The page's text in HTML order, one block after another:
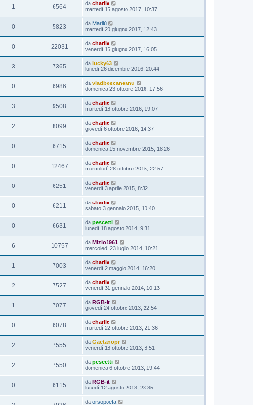
1 6564 da charlie
martedì 15 agosto 2017, 10:37
0 5823 da Marilù
martedì 20 giugno 2017, 12:43
0 22031 da charlie
venerdì 16 giugno 2017, 16:05
3 7365 da lucky63
lunedì 26 dicembre 2016, 20:44
0 6986 da vladboscaneanu
domenica 23 ottobre 2016, 17:56
3 9508 da charlie
martedì 18 ottobre 2016, 19:07
2 8099 da charlie
giovedì 6 ottobre 2016, 14:37
0 6715 da charlie
domenica 15 novembre 2015, 18:26
0 12467 da charlie
mercoledì 28 ottobre 2015, 22:57
0 6251 da charlie
venerdì 3 aprile 2015, 8:32
0 6211 da charlie
sabato 3 gennaio 2015, 10:40
0 6631 da pescetti
lunedì 18 agosto 2014, 9:31
6 10757 da Mizio1961
mercoledì 23 luglio 2014, 10:21
1 7003 da charlie
venerdì 2 maggio 2014, 16:20
2 7527 da charlie
venerdì 31 gennaio 2014, 10:13
1 7077 da RGB-it
giovedì 24 ottobre 2013, 22:54
0 6078 da charlie
martedì 22 ottobre 2013, 21:36
2 7555 da Gaetanopr
venerdì 18 ottobre 2013, 8:51
2 7550 da pescetti
domenica 6 ottobre 2013, 19:44
0 6115 da RGB-it
lunedì 12 agosto 2013, 23:35
da orsopoeta